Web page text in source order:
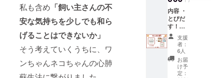
私も含め 「飼い主さんの不
安な気持ちを少しでも和ら
げることはできないか」
そう考えていくうちに、ワ
ンちゃんネコちゃんの心肺
も立派
なペッ
トの
ヒー
ローに
なれま
す。 値
段：
3,000円
説明
「買い
たいけ
どサイ
ズが合
わない
気がす
る・・
・」 ご
購入検
内容 ・
とびだ
す！
Nyaran
y&Dia
ペット
服 ・お
礼のお
手紙 ・
支援
者：
6人
お届
け予
定：